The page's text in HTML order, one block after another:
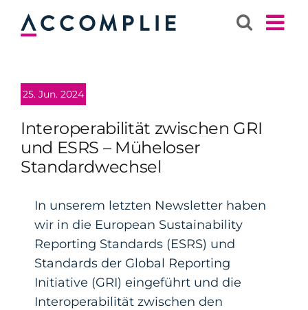
Inhalt
25. Jun. 2024
Interoperabilität zwischen GRI
und ESRS – Müheloser
Standardwechsel
In unserem letzten Newsletter haben
wir in die European Sustainability
Reporting Standards (ESRS) und
Standards der Global Reporting
Initiative (GRI) eingeführt und die
Interoperabilität zwischen den